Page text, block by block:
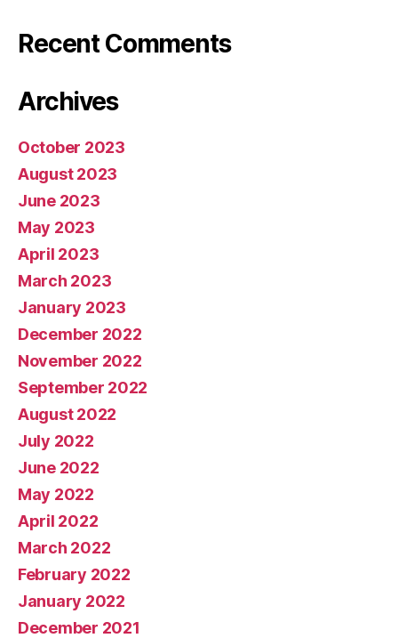
Recent Comments
Archives
October 2023
August 2023
June 2023
May 2023
April 2023
March 2023
January 2023
December 2022
November 2022
September 2022
August 2022
July 2022
June 2022
May 2022
April 2022
March 2022
February 2022
January 2022
December 2021